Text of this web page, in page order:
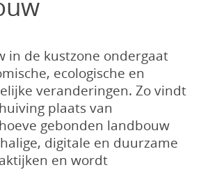
in de kustzone ondergaat
ecologische en
veranderingen. Zo vindt
plaats van
gebonden landbouw
digitale en duurzame
en wordt